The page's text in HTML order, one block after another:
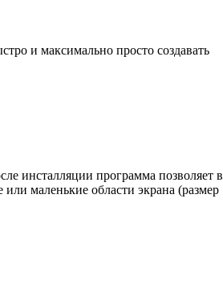
и максимально просто создавать
инсталляции программа позволяет в
маленькие области экрана (размер